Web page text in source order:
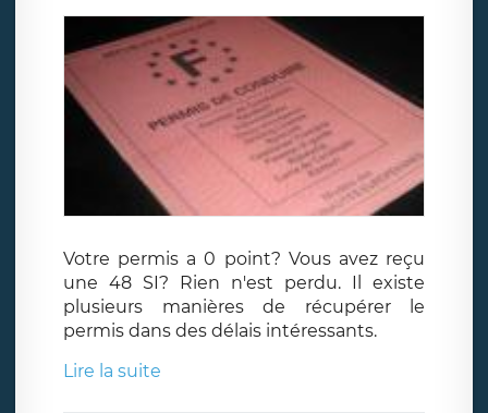
Votre permis a 0 point? Vous avez reçu
une 48 SI? Rien n'est perdu. Il existe
plusieurs manières de récupérer le
permis dans des délais intéressants.
Lire la suite